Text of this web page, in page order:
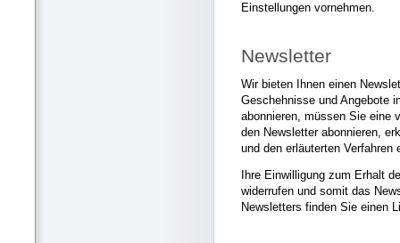
Einstellungen vornehmen.
Newsletter
Wir bieten Ihnen einen
Geschehnisse und Angebote
abonnieren, müssen Sie eine
den Newsletter abonnieren,
und den erläuterten Verfahren
Ihre Einwilligung zum Erhalt
widerrufen und somit das
Newsletters finden Sie einen